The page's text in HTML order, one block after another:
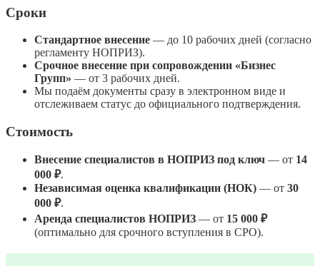
Сроки
Стандартное внесение — до 10 рабочих дней (согласно
регламенту НОПРИЗ).
Срочное внесение при сопровождении «Бизнес
Групп» — от 3 рабочих дней.
Мы подаём документы сразу в электронном виде и
отслеживаем статус до официального подтверждения.
Стоимость
Внесение специалистов в НОПРИЗ под ключ — от 14
000 ₽.
Независимая оценка квалификации (НОК) — от 30
000 ₽.
Аренда специалистов НОПРИЗ — от 15 000 ₽
(оптимально для срочного вступления в СРО).